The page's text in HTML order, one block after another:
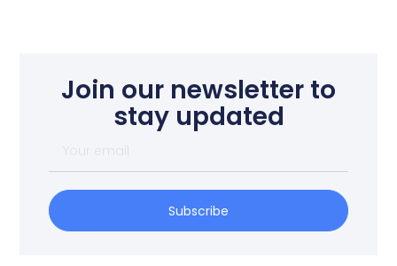
Join our newsletter to
stay updated
email
Subscribe